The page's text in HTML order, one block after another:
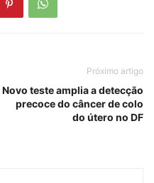
Próximo artigo
Novo teste amplia a detecção
precoce do câncer de colo
do útero no DF